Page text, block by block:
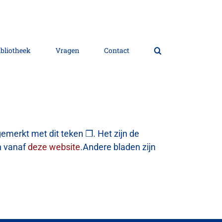
Vragen Contact
met dit teken ❐. Het zijn de
vanafdeze website.Andere bladen zijn